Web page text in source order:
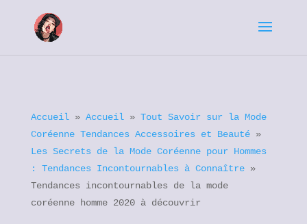
Accueil» Accueil» Tout Savoir sur la Mode
Coréenne Tendances Accessoires et Beauté»
Les Secrets de la Mode Coréenne pour Hommes
: Tendances Incontournables à Connaître»
Tendances incontournables de la mode
coréenne homme 2020 à découvrir